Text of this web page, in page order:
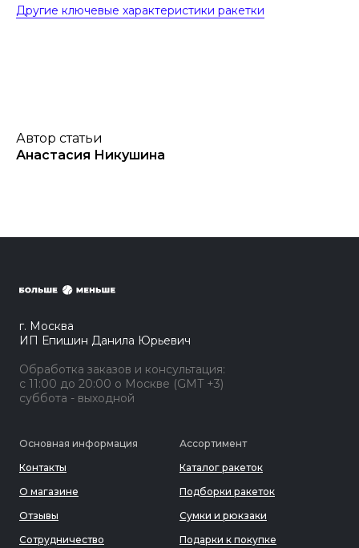
Другие ключевые характеристики ракетки
Автор статьи
Анастасия Никушина
г. Москва
ИП Епишин Данила Юрьевич
Обработка заказов и консультация:
с 11:00 до 20:00 о Москве (GMT +3)
суббота - выходной
Основная информация
Контакты
О магазине
Отзывы
Сотрудничество
Ассортимент
Каталог ракеток
Подборки ракеток
Сумки и рюкзаки
Подарки к покупке